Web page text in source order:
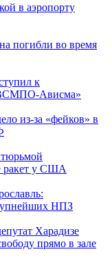
в аэропорту
погибли во время
к
Ависма»
из-за «фейков» в
ракет у США
НПЗ
Харадизе
прямо в зале